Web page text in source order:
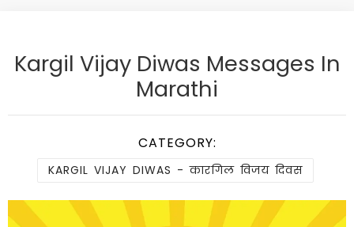
Kargil Vijay Diwas Messages In
Marathi
CATEGORY:
KARGIL VIJAY DIWAS - कारगिल विजय दिवस